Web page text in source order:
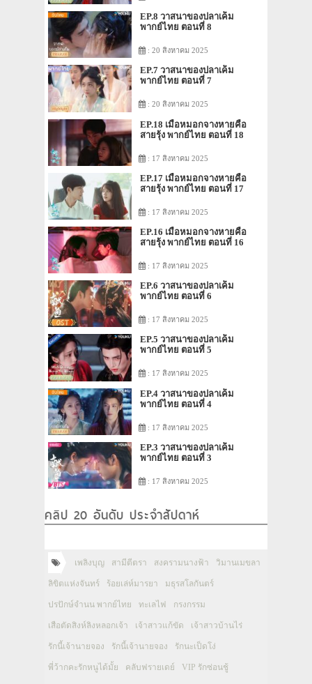
EP.8 วาสนาของปลาเค็ม
พากย์ไทย ตอนที่ 8
: 20 สิงหาคม 2025
EP.7 วาสนาของปลาเค็ม
พากย์ไทย ตอนที่ 7
: 20 สิงหาคม 2025
EP.18 เมื่อหมอกจางหายคือ
สายรุ้ง พากย์ไทย ตอนที่ 18
: 17 สิงหาคม 2025
EP.17 เมื่อหมอกจางหายคือ
สายรุ้ง พากย์ไทย ตอนที่ 17
: 17 สิงหาคม 2025
EP.16 เมื่อหมอกจางหายคือ
สายรุ้ง พากย์ไทย ตอนที่ 16
: 17 สิงหาคม 2025
EP.6 วาสนาของปลาเค็ม
พากย์ไทย ตอนที่ 6
: 17 สิงหาคม 2025
EP.5 วาสนาของปลาเค็ม
พากย์ไทย ตอนที่ 5
: 17 สิงหาคม 2025
EP.4 วาสนาของปลาเค็ม
พากย์ไทย ตอนที่ 4
: 17 สิงหาคม 2025
EP.3 วาสนาของปลาเค็ม
พากย์ไทย ตอนที่ 3
: 17 สิงหาคม 2025
คลิป 20 อันดับ ประจำสัปดาห์
เพลิงบุญ สามีตีตรา สงครามนางฟ้า วิมานเมขลา
ลิขิตแห่งจันทร์ ร้อยเล่ห์มารยา มธุรสโลกันตร์
ปรปักษ์จำนน พากย์ไทย ทะเลไฟ กรงกรรม
เสือตัดสิงห์ลิงหลอกเจ้า เจ้าสาวแก้ขัด เจ้าสาวบ้านไร่
รักนี้เจ้านายจอง รักนี้เจ้านายจอง รักนะเป็ดโง่
พี่ว้ากคะรักหนูได้มั้ย คลับฟรายเดย์ VIP รักซ่อนชู้